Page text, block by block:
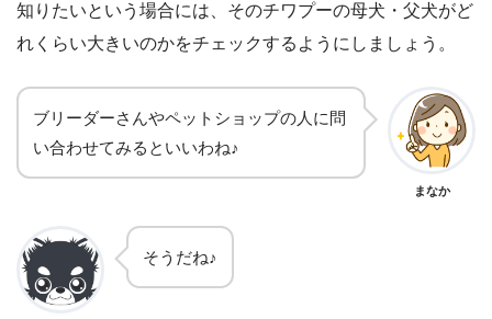
知りたいという場合には、そのチワプーの母犬・父犬がど
れくらい大きいのかをチェックするようにしましょう。
ブリーダーさんやペットショップの人に問
い合わせてみるといいわね♪
まなか
そうだね♪